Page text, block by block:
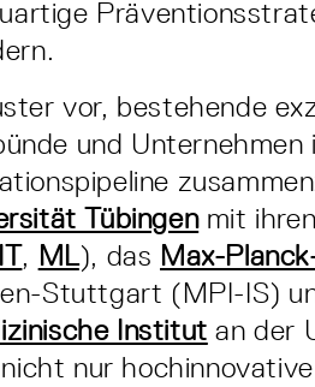
vor, bestehende
und Unternehmen
Tübingenmit
, ML), das Max-
Stuttgart (MPI-IS)
Institut an der
nur